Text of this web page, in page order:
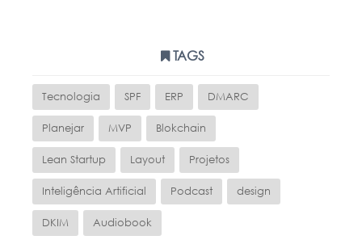
TAGS
Tecnologia SPF ERP DMARC
Planejar MVP Blokchain
Lean Startup Layout Projetos
Inteligência Artificial Podcast design
DKIM Audiobook